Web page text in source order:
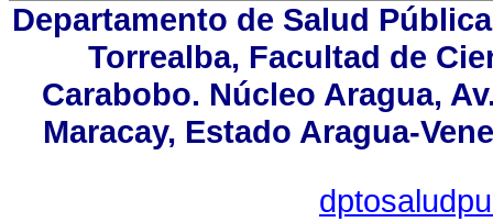
Departamento de Salud
Torrealba, Facultad de
Carabobo. Núcleo Aragua,
Maracay, Estado Aragua-